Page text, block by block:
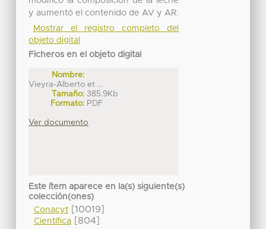
y aumentó el contenido de AV y AR.
Mostrar el registro completo del
objeto digital
Ficheros en el objeto digital
Nombre:
Vieyra-Alberto et ...
Tamaño: 385.9Kb
Formato: PDF
Ver documento
Este ítem aparece en la(s) siguiente(s)
colección(ones)
Conacyt[10019]
Científica[804]